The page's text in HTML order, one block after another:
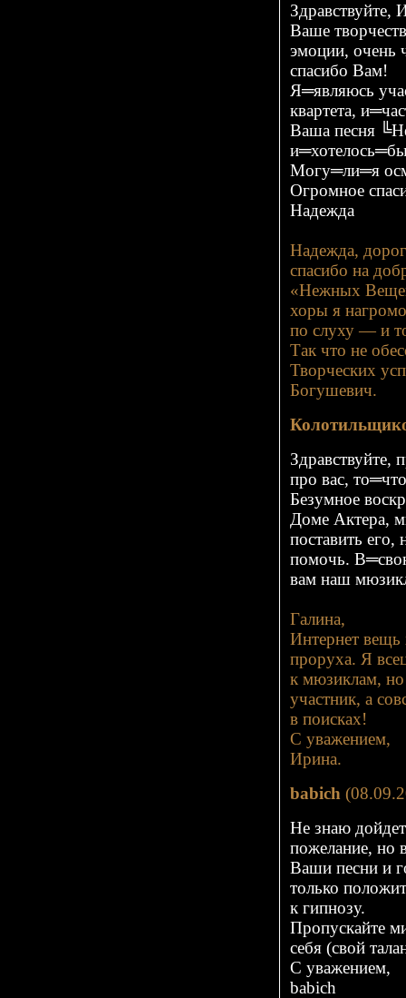
Здравствуйте,
Ваше
эмоции, очень
спасибо Вам!
Я═являюсь
квартета,
Ваша песня
Могу═ли═я
Огромное
Надежда
Надежда,
спасибо на
«Нежных
хоры я
по слуху — и
Так что не
Творческих
Богушевич.
Здравствуйте,
про вас,
Безумное
Доме Актера,
поставить
помочь.
вам наш
Галина,
Интернет вещь
проруха. Я
к мюзиклам, но
участник, а
в поисках!
С уважением,
Ирина.
babich
Не знаю
пожелание, но
Ваши песни и
только
к гипнозу.
Пропускайте
себя (свой
С уважением,
babich